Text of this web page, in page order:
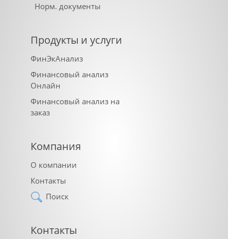
Норм. документы
Продукты и услуги
ФинЭкАнализ
Финансовый анализ
Онлайн
Финансовый анализ на
заказ
Компания
О компании
Контакты
Поиск
Контакты